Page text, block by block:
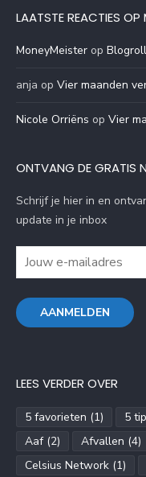
LAATSTE REACTIES OP
MoneyMeister op
anja op Vier maanden
Nicole Orriëns op Vier
ONTVANG DE GRATIS
Schrijf je hier in en
update in je inbox
LEES VERDER OVER
5 favorieten (1) 5
Aaf(2) Afvallen (4)
Celsius Network (1)